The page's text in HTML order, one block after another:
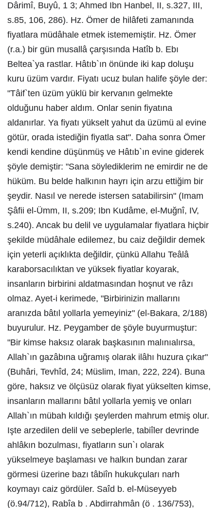
Dârimî, Buyû, 1 3; Ahmed Ibn Hanbel, II, s.327, III,
s.85, 106, 286). Hz. Ömer de hilâfeti zamanında
fiyatlara müdâhale etmek istememiştir. Hz. Ömer
(r.a.) bir gün musallâ çarşısında Hatîb b. Ebı
Beltea`ya rastlar. Hâtıb`ın önünde iki kap doluşu
kuru üzüm vardır. Fiyatı ucuz bulan halife şöyle der:
"Tâif`ten üzüm yüklü bir kervanın gelmekte
olduğunu haber aldım. Onlar senin fiyatına
aldanırlar. Ya fiyatı yükselt yahut da üzümü al evine
götür, orada istediğin fiyatla sat". Daha sonra Ömer
kendi kendine düşünmüş ve Hâtıb`ın evine giderek
şöyle demiştir: "Sana söylediklerim ne emirdir ne de
hüküm. Bu belde halkının hayrı için arzu ettiğim bir
şeydir. Nasıl ve nerede istersen satabilirsin" (Imam
Şâfii el-Ümm, II, s.209; Ibn Kudâme, el-Muğnî, IV,
s.240). Ancak bu delil ve uygulamalar fiyatlara hiçbir
şekilde müdâhale edilemez, bu caiz değildir demek
için yeterli açıklıkta değildir, çünkü Allahu Teâlâ
karaborsacılıktan ve yüksek fiyatlar koyarak,
insanların birbirini aldatmasından hoşnut ve râzı
olmaz. Ayet-i kerimede, "Birbirinizin mallarını
aranızda bâtıl yollarla yemeyiniz" (el-Bakara, 2/188)
buyurulur. Hz. Peygamber de şöyle buyurmuştur:
"Bir kimse haksız olarak başkasının malınıalırsa,
Allah`ın gazâbına uğramış olarak ilâhı huzura çıkar"
(Buhâri, Tevhîd, 24; Müslim, Iman, 222, 224). Buna
göre, haksız ve ölçüsüz olarak fiyat yükselten kimse,
insanların mallarını bâtıl yollarla yemiş ve onları
Allah`ın mübah kıldığı şeylerden mahrum etmiş olur.
Işte arzedilen delil ve sebeplerle, tabiîler devrinde
ahlâkın bozulması, fiyatların sun`ı olarak
yükselmeye başlaması ve halkın bundan zarar
görmesi üzerine bazı tâbiîn hukukçuları narh
koymayı caiz gördüler. Saîd b. el-Müseyyeb
(ö.94/712), Rabîa b . Abdirrahmân (ö . 136/753),